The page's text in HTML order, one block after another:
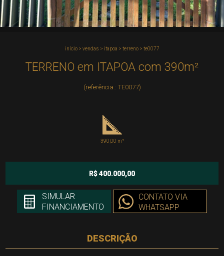
início> vendas > itapoa > terreno> te0077
TERRENO em ITAPOA com 390m²
(referência.: TE0077)
390,00 m²
R$ 400.000,00
SIMULAR
FINANCIAMENTO
CONTATO VIA
WHATSAPP
DESCRIÇÃO